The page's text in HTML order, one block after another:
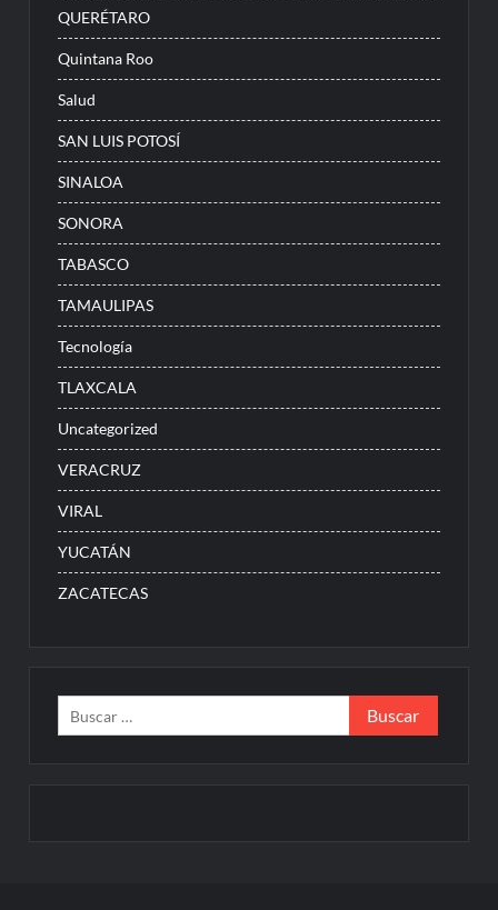
QUERÉTARO
Quintana Roo
Salud
SAN LUIS POTOSÍ
SINALOA
SONORA
TABASCO
TAMAULIPAS
Tecnología
TLAXCALA
Uncategorized
VERACRUZ
VIRAL
YUCATÁN
ZACATECAS
Buscar: